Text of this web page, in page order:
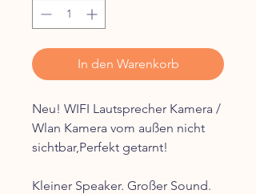
In den Warenkorb
Neu! WIFI Lautsprecher Kamera /
Wlan Kamera vom außen nicht
sichtbar,Perfekt getarnt!
Kleiner Speaker. Großer Sound.